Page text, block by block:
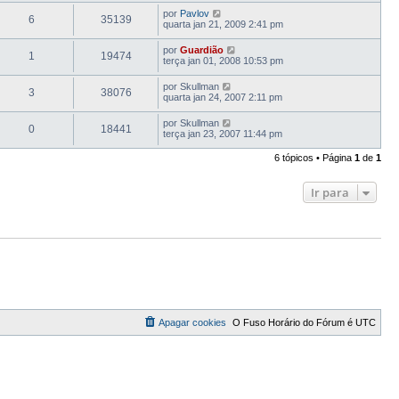
6 35139 por Pavlov
quarta jan 21, 2009 2:41 pm
1 19474 por Guardião
terça jan 01, 2008 10:53 pm
3 38076 por Skullman
quarta jan 24, 2007 2:11 pm
0 18441 por Skullman
terça jan 23, 2007 11:44 pm
6 tópicos • Página 1 de 1
Ir para
O Fuso Horário do Fórum é UTC
Apagar cookies